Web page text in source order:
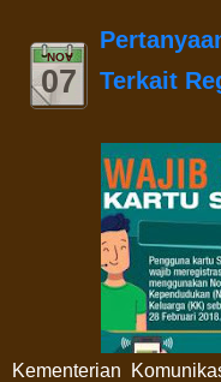
NOV
07
Terkait
Kementerian